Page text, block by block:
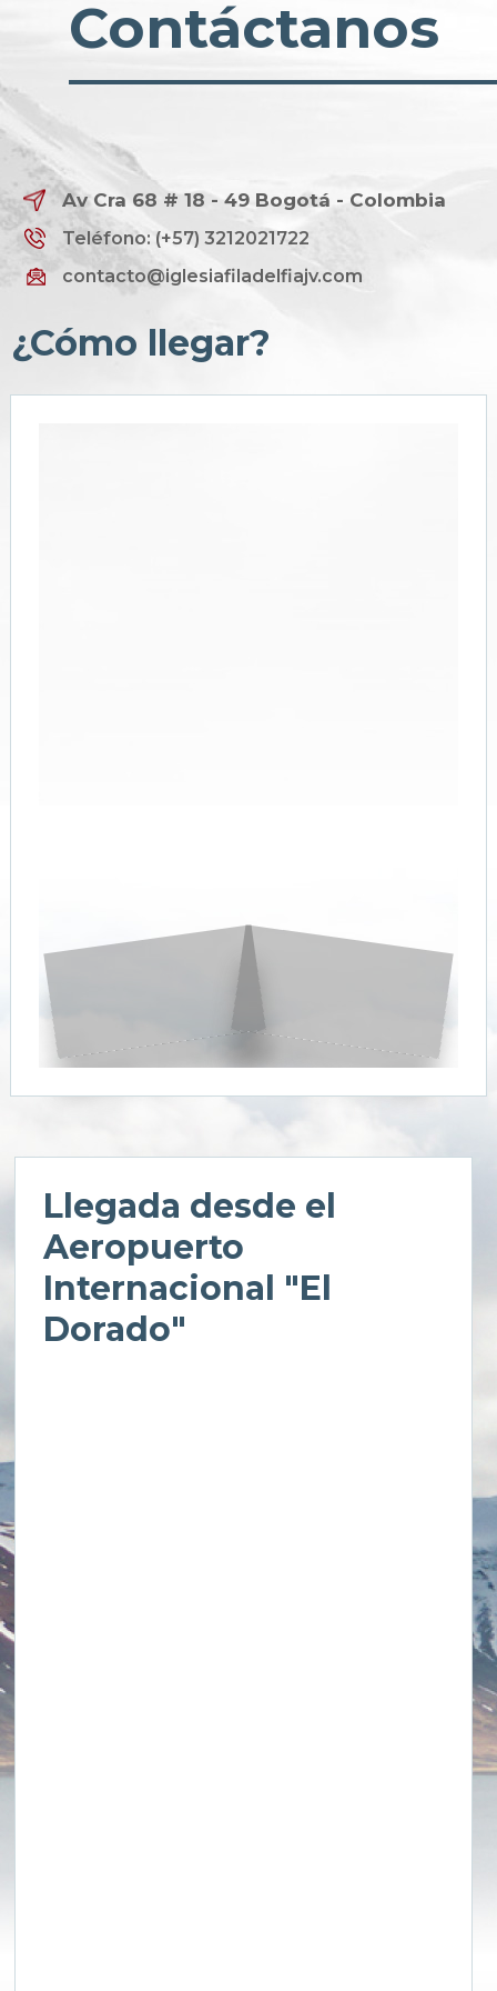
Contáctanos
Av Cra 68 # 18 - 49 Bogotá - Colombia
Teléfono: (+57) 3212021722
contacto@iglesiafiladelfiajv.com
¿Cómo llegar?
Llegada desde el
Aeropuerto
Internacional "El
Dorado"